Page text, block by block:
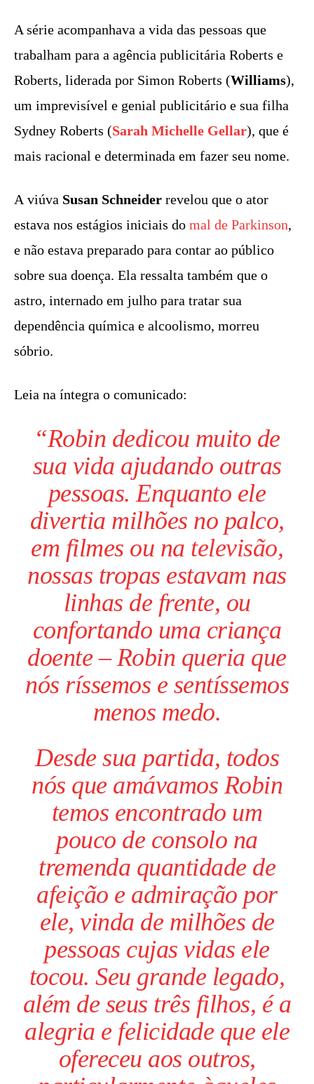
A série acompanhava a vida das pessoas que
trabalham para a agência publicitária Roberts e
Roberts, liderada por Simon Roberts (Williams),
um imprevisível e genial publicitário e sua filha
Sydney Roberts (Sarah Michelle Gellar), que é
mais racional e determinada em fazer seu nome.
A viúva Susan Schneider revelou que o ator
estava nos estágios iniciais do mal de Parkinson,
e não estava preparado para contar ao público
sobre sua doença. Ela ressalta também que o
astro, internado em julho para tratar sua
dependência química e alcoolismo, morreu
sóbrio.
Leia na íntegra o comunicado:
“Robin dedicou muito de
sua vida ajudando outras
pessoas. Enquanto ele
divertia milhões no palco,
em filmes ou na televisão,
nossas tropas estavam nas
linhas de frente, ou
confortando uma criança
doente – Robin queria que
nós ríssemos e sentíssemos
menos medo.
Desde sua partida, todos
nós que amávamos Robin
temos encontrado um
pouco de consolo na
tremenda quantidade de
afeição e admiração por
ele, vinda de milhões de
pessoas cujas vidas ele
tocou. Seu grande legado,
além de seus três filhos, é a
alegria e felicidade que ele
ofereceu aos outros,